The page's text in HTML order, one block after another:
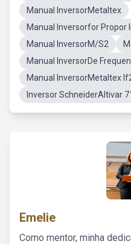
Manual InversorMetaltex
Manual Inversorfor Propor
Manual InversorM/S2
Manual InversorDe
Manual InversorMetaltex
Inversor SchneiderAltivar
Emelie
Como mentor, minha